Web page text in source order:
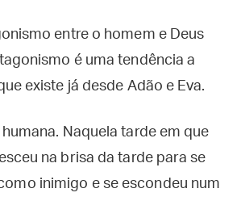
entre o homem e Deus
é uma tendência a
existe já desde Adão e Eva.
Naquela tarde em que
na brisa da tarde para se
inimigo e se escondeu num